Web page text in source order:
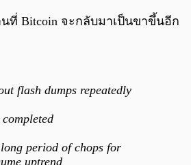
ที่ Bitcoin จะกลับมาเป็นขาขึ้นอีก
flash dumps repeatedly
period of chops for
uptrend